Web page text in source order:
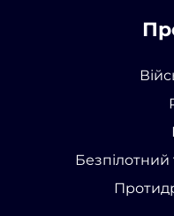
Безпілотний